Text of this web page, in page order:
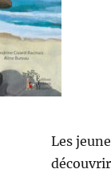
Les